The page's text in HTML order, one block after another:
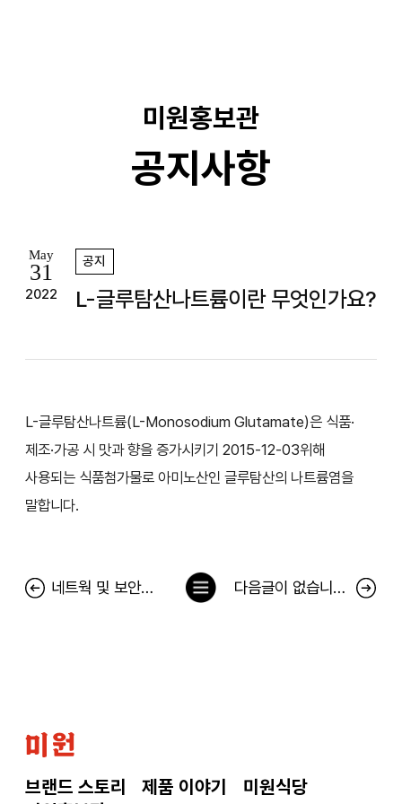
미원홍보관
공지사항
May
31
2022
공지
L-글루탐산나트륨이란 무엇인가요?
L-글루탐산나트륨(L-Monosodium Glutamate)은 식품·
제조·가공 시 맛과 향을 증가시키기 2015-12-03위해
사용되는 식품첨가물로 아미노산인 글루탐산의 나트륨염을
말합니다.
네트웍 및 보안장비 고도화 작업에 따른 서비스 일시 중지 안내 다음글이 없습니다.
목
브랜드 스토리 제품 이야기
미원식당
미